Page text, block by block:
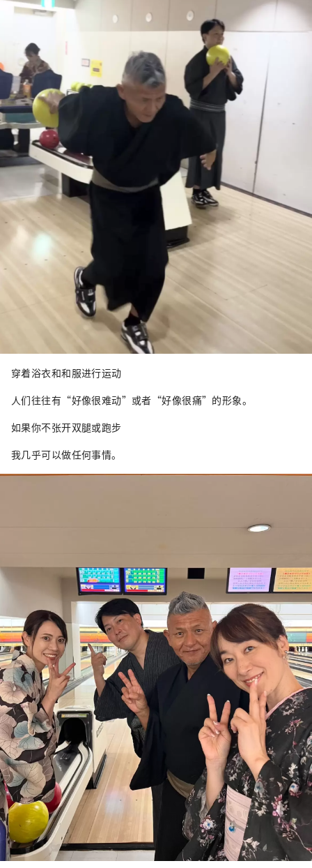
穿着浴衣和和服进行运动
人们往往有“好像很难动”或者“好像很痛”的形象。
如果你不张开双腿或跑步
我几乎可以做任何事情。